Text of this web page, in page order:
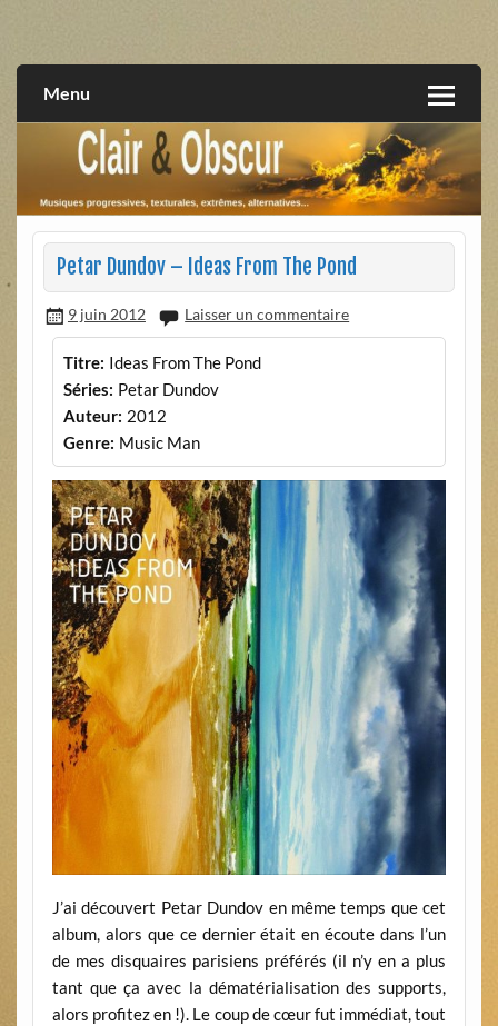
extrêmes, alternatives, texturales
Menu
Petar Dundov – Ideas From The Pond
9 juin 2012 Laisser un commentaire
Titre: Ideas From The Pond
Séries: Petar Dundov
Auteur: 2012
Genre: Music Man
J’ai découvert Petar Dundov en même temps que cet
album, alors que ce dernier était en écoute dans l’un
de mes disquaires parisiens préférés (il n’y en a plus
tant que ça avec la dématérialisation des supports,
alors profitez en !). Le coup de cœur fut immédiat, tout